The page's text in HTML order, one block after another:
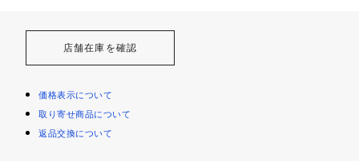
店舗在庫を確認
価格表示について
取り寄せ商品について
返品交換について